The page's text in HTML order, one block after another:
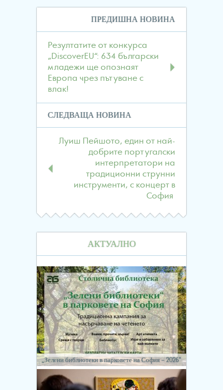
Навигация
в
публикациите
ПРЕДИШНА НОВИНА
Резултатите от конкурса
„DiscoverEU“: 634 български
младежи ще опознаят
Европа чрез пътуване с
влак!
СЛЕДВАЩА НОВИНА
Луиш Пейшото, един от най-
добрите португалски
интерпретатори на
традиционни струнни
инструменти, с концерт в
София
АКТУАЛНО
„Зелени библиотеки в парковете на София – 2026“